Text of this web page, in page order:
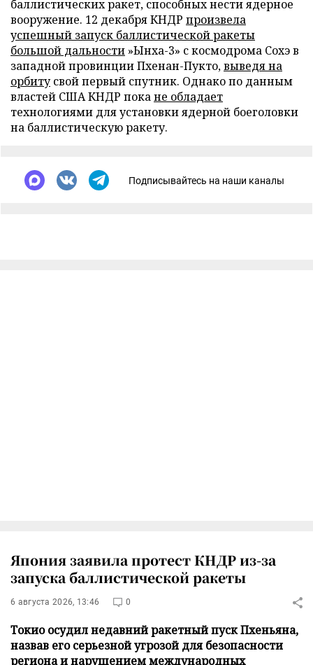
баллистических ракет, способных нести ядерное
вооружение. 12 декабря КНДР произвела
успешный запуск баллистической ракеты
большой дальности »Ынха-3» с космодрома Сохэ в
западной провинции Пхенан-Пукто,выведя на
орбитусвой первый спутник. Однако по данным
властей США КНДР покане обладает
технологиями для установки ядерной боеголовки
на баллистическую ракету.
Подписывайтесь на наши каналы
Япония заявила протест КНДР из-за
запуска баллистической ракеты
6 августа 2026, 13:46 0
Токио осудил недавний ракетный пуск Пхеньяна,
назвав его серьезной угрозой для безопасности
региона и нарушением международных